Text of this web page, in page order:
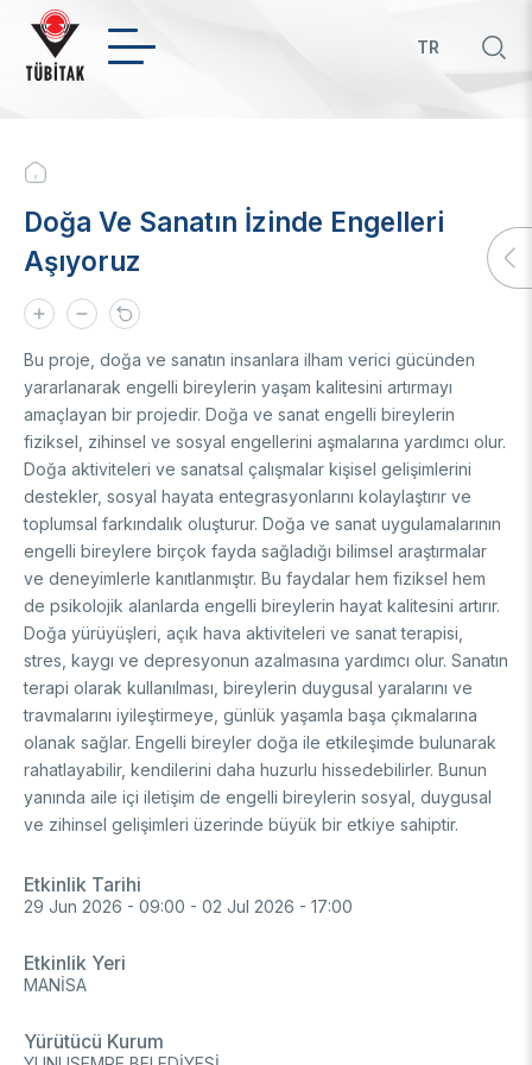
content
TR
About Us
Who We Are
President
Legislation
Organization
Strategy
Financial
TÜBİTAK in numbers
Service Inventories
Corporate Identity
Green Growth Technology Roadmap
Technology Roadmaps in Priority and Key Technologies
The Entrepreneurial and Innovative University Index
Field Based Competency Analysis of Universities
Determination of Technology Readiness Level (TRLs)
STI Statistics
STI Manuals
BTYK (Mülga)
Archive
International
Bilateral Cooperation
Multilateral Cooperation
EU Framework Programmes
Technology Transfer Office
About Us
Announcement
Patents
Awards
Award Recipients in Previous Years
Artificial Intelligence
Artificial Intelligence Policy
Guideline on Generative AI
FUNDS
Academic
International Support Programs
National Support Programs
Industrial
National Support Programs
International Support Programs
Science & Society
National Support Programs
International Programmes
Scientific Events
Event Organizing Funds
International Support Programs
Bilateral Cooperation Programs
EU Framework Programmes
Degree / Associate Degree
Scholarship Programs
Postgraduate
Breadcrumb
Doğa Ve Sanatın İzinde Engelleri
Aşıyoruz
Bu proje, doğa ve sanatın insanlara ilham verici gücünden
yararlanarak engelli bireylerin yaşam kalitesini artırmayı
amaçlayan bir projedir. Doğa ve sanat engelli bireylerin
fiziksel, zihinsel ve sosyal engellerini aşmalarına yardımcı olur.
Doğa aktiviteleri ve sanatsal çalışmalar kişisel gelişimlerini
destekler, sosyal hayata entegrasyonlarını kolaylaştırır ve
toplumsal farkındalık oluşturur. Doğa ve sanat uygulamalarının
engelli bireylere birçok fayda sağladığı bilimsel araştırmalar
ve deneyimlerle kanıtlanmıştır. Bu faydalar hem fiziksel hem
de psikolojik alanlarda engelli bireylerin hayat kalitesini artırır.
Doğa yürüyüşleri, açık hava aktiviteleri ve sanat terapisi,
stres, kaygı ve depresyonun azalmasına yardımcı olur. Sanatın
terapi olarak kullanılması, bireylerin duygusal yaralarını ve
travmalarını iyileştirmeye, günlük yaşamla başa çıkmalarına
olanak sağlar. Engelli bireyler doğa ile etkileşimde bulunarak
rahatlayabilir, kendilerini daha huzurlu hissedebilirler. Bunun
yanında aile içi iletişim de engelli bireylerin sosyal, duygusal
ve zihinsel gelişimleri üzerinde büyük bir etkiye sahiptir.
Etkinlik Tarihi
29 Jun 2026 - 09:00 - 02 Jul 2026 - 17:00
Etkinlik Yeri
MANİSA
Yürütücü Kurum